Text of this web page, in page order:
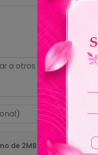
de 2MB por imagen)